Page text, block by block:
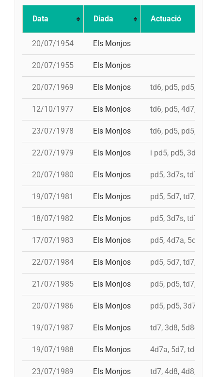
Data Diada Actuació
20/07/1954 Els Monjos
20/07/1955 Els Monjos
20/07/1969 Els Monjos td6, pd5, pd5, 4d7
12/10/1977 Els Monjos td6, pd5, 4d7, 3d7,
23/07/1978 Els Monjos td6, pd5, pd5, pd5,
22/07/1979 Els Monjos i pd5, pd5, 3d7s,
20/07/1980 Els Monjos pd5, 3d7s, td7,
19/07/1981 Els Monjos pd5, 5d7, td7, 4d8c
18/07/1982 Els Monjos pd5, 3d7s, td7c,
17/07/1983 Els Monjos pd5, 4d7a, 5d7, i
22/07/1984 Els Monjos pd5, 5d7, td7, 4d8
21/07/1985 Els Monjos pd5, pd5, td7, 4d8,
20/07/1986 Els Monjos pd5, pd5, 3d7s,
19/07/1987 Els Monjos td7, 3d8, 5d8c
19/07/1988 Els Monjos 4d7a, 5d7, td8fc, i
23/07/1989 Els Monjos td7, 4d8, 4d8, 3d8